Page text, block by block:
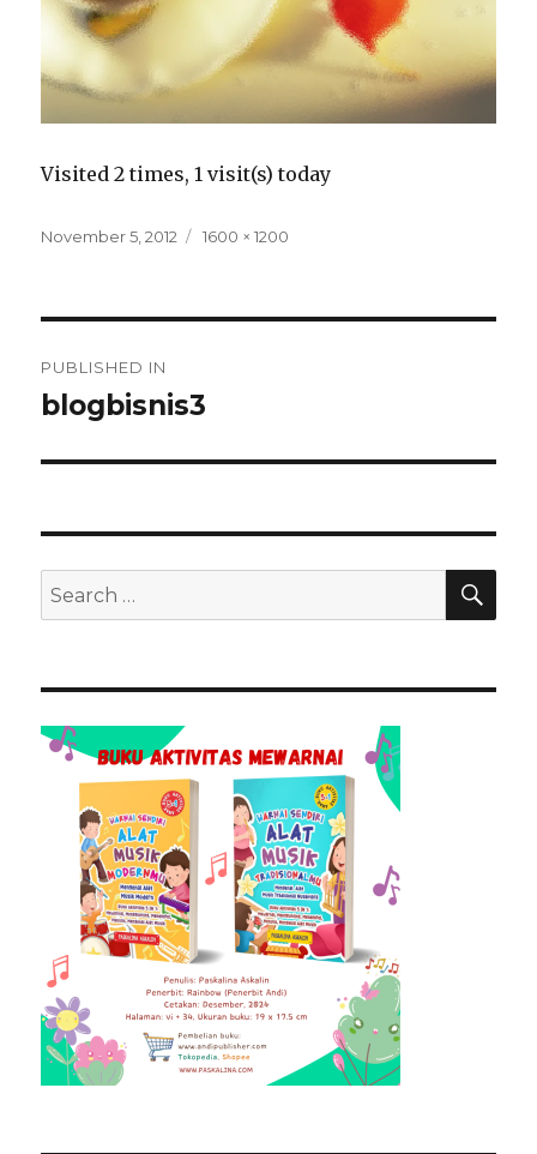
Visited 2 times, 1 visit(s) today
Posted
November 5, 2012
Full
1600 × 1200
pos
PUBLISHED IN
blogbisnis3
Search
for: